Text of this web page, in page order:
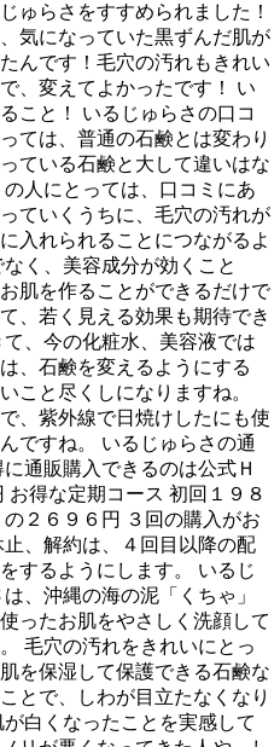
ゅらさをすすめられました！
気になっていた黒ずんだ肌が
んです！毛穴の汚れもきれい
、変えてよかったです！ い
こと！ いるじゅらさの口コ
ては、普通の石鹸とは変わり
ている石鹸と大して違いはな
人にとっては、口コミにあ
ていくうちに、毛穴の汚れが
入れられることにつながるよ
く、美容成分が効くこと
肌を作ることができるだけで
、若く見える効果も期待でき
、今の化粧水、美容液では
、石鹸を変えるようにする
こと尽くしになりますね。
、紫外線で日焼けしたにも使
ですね。 いるじゅらさの通
通販購入できるのは公式Ｈ
お得な定期コース 初回１９８
２６９６円 ３回の購入がお
、解約は、４回目以降の配
するようにします。 いるじ
、沖縄の海の泥「くちゃ」
ったお肌をやさしく洗顔して
毛穴の汚れをきれいにとっ
を保湿して保護できる石鹸な
とで、しわが目立たなくなり
白くなったことを実感して